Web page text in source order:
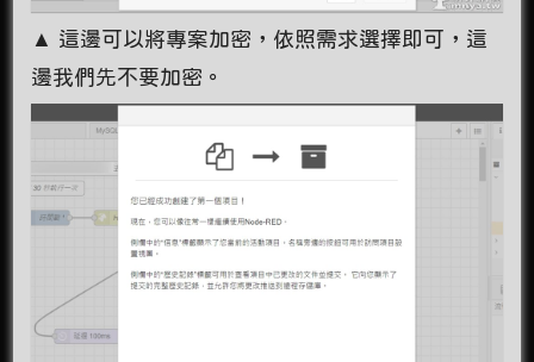
▲ 這邊可以將專案加密，依照需求選擇即可，這
邊我們先不要加密。